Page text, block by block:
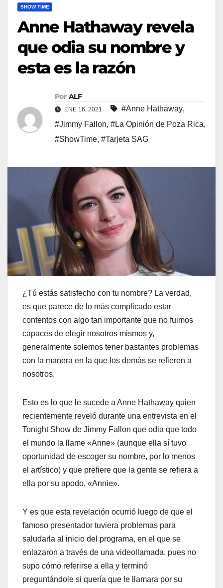
SHOW TIME
Anne Hathaway revela
que odia su nombre y
esta es la razón
Por ALF
ENE 16, 2021 #Anne Hathaway,
#Jimmy Fallon, #La Opinión de Poza Rica,
#ShowTime, #Tarjeta SAG
¿Tú estás satisfecho con tu nombre? La verdad,
es que parece de lo más complicado estar
contentos con algo tan importante que no fuimos
capaces de elegir nosotros mismos y,
generalmente solemos tener bastantes problemas
con la manera en la que los demás se refieren a
nosotros.
Esto es lo que le sucede a Anne Hathaway quien
recientemente reveló durante una entrevista en el
Tonight Show de Jimmy Fallon que odia que todo
el mundo la llame «Anne» (aunque ella sí tuvo
oportunidad de escoger su nombre, por lo menos
el artístico) y que prefiere que la gente se refiera a
ella por su apodo, «Annie».
Y es que esta revelación ocurrió luego de que el
famoso presentador tuviera problemas para
saludarla al inicio del programa, en el que se
enlazaron a través de una videollamada, pues no
supo cómo referirse a ella y terminó
preguntándole si quería que le llamara por su